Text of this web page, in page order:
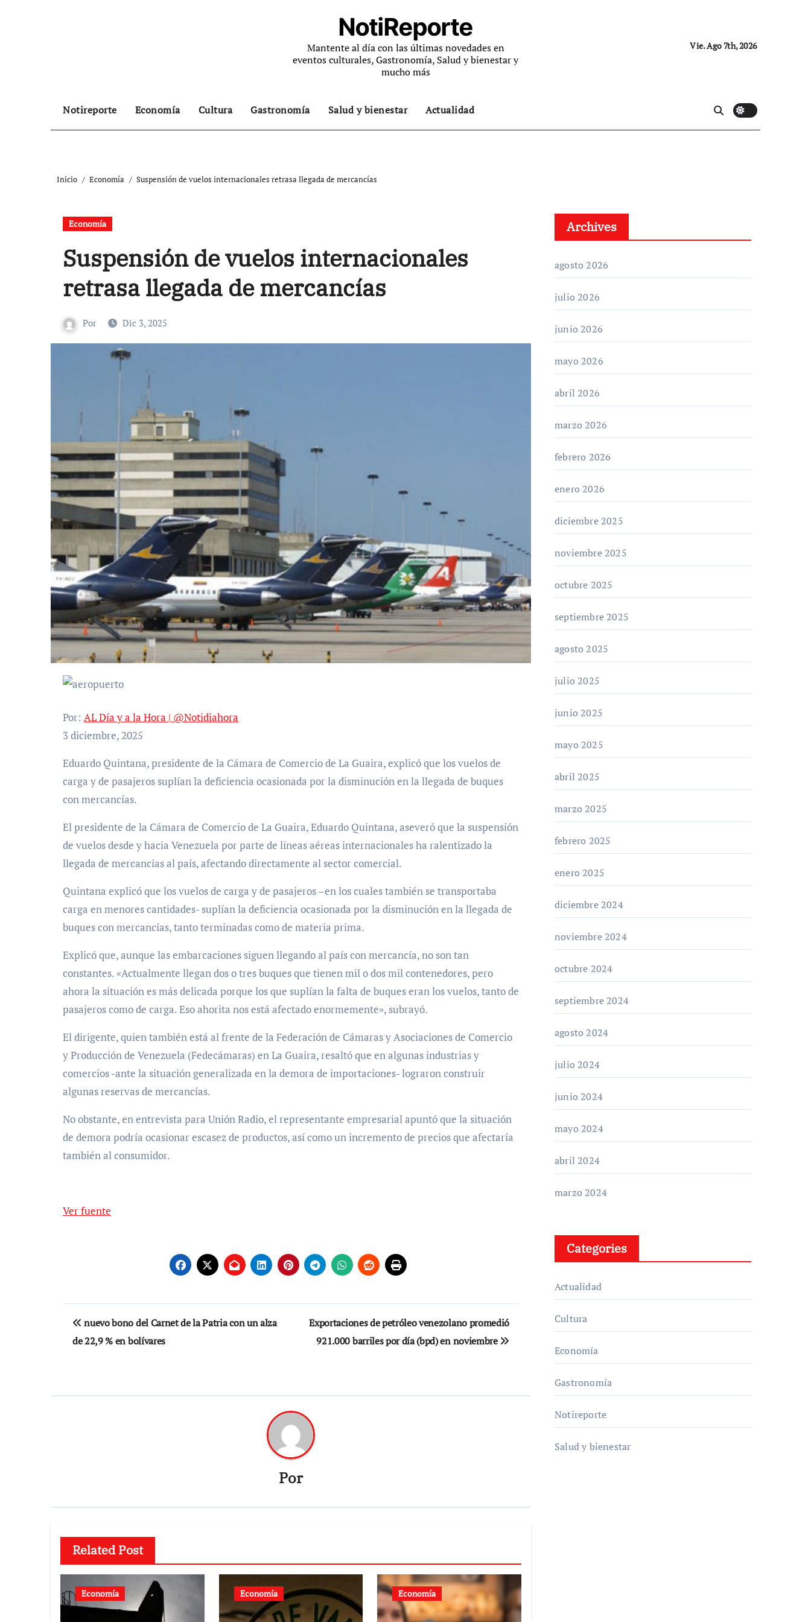
NotiReporte
Mantente al día con las últimas novedades en
eventos culturales, Gastronomía, Salud y bienestar y
mucho más
Vie. Ago 7th, 2026
Notireporte Economía Cultura Gastronomía Salud y bienestar Actualidad
Inicio Economía Suspensión de vuelos internacionales retrasa llegada de mercancías
Economía
Suspensión de vuelos internacionales
retrasa llegada de mercancías
Por Dic 3, 2025
Por: AL Día y a la Hora | @Notidiahora
3 diciembre, 2025
Eduardo Quintana, presidente de la Cámara de Comercio de La Guaira, explicó que los vuelos de
carga y de pasajeros suplían la deficiencia ocasionada por la disminución en la llegada de buques
con mercancías.
El presidente de la Cámara de Comercio de La Guaira, Eduardo Quintana, aseveró que la suspensión
de vuelos desde y hacia Venezuela por parte de líneas aéreas internacionales ha ralentizado la
llegada de mercancías al país, afectando directamente al sector comercial.
Quintana explicó que los vuelos de carga y de pasajeros –en los cuales también se transportaba
carga en menores cantidades- suplían la deficiencia ocasionada por la disminución en la llegada de
buques con mercancías, tanto terminadas como de materia prima.
Explicó que, aunque las embarcaciones siguen llegando al país con mercancía, no son tan
constantes. «Actualmente llegan dos o tres buques que tienen mil o dos mil contenedores, pero
ahora la situación es más delicada porque los que suplían la falta de buques eran los vuelos, tanto de
pasajeros como de carga. Eso ahorita nos está afectado enormemente», subrayó.
El dirigente, quien también está al frente de la Federación de Cámaras y Asociaciones de Comercio
y Producción de Venezuela (Fedecámaras) en La Guaira, resaltó que en algunas industrias y
comercios -ante la situación generalizada en la demora de importaciones- lograron construir
algunas reservas de mercancías.
No obstante, en entrevista para Unión Radio, el representante empresarial apuntó que la situación
de demora podría ocasionar escasez de productos, así como un incremento de precios que afectaría
también al consumidor.
Ver fuente
Navegación
de
nuevo bono del Carnet de la Patria con un alza
de 22,9 % en bolívares
Exportaciones de petróleo venezolano promedió
921.000 barriles por día (bpd) en noviembre
Por
Related Post
Economía Economía Economía
Archives
agosto 2026
julio 2026
junio 2026
mayo 2026
abril 2026
marzo 2026
febrero 2026
enero 2026
diciembre 2025
noviembre 2025
octubre 2025
septiembre 2025
agosto 2025
julio 2025
junio 2025
mayo 2025
abril 2025
marzo 2025
febrero 2025
enero 2025
diciembre 2024
noviembre 2024
octubre 2024
septiembre 2024
agosto 2024
julio 2024
junio 2024
mayo 2024
abril 2024
marzo 2024
Categories
Actualidad
Cultura
Economía
Gastronomía
Notireporte
Salud y bienestar